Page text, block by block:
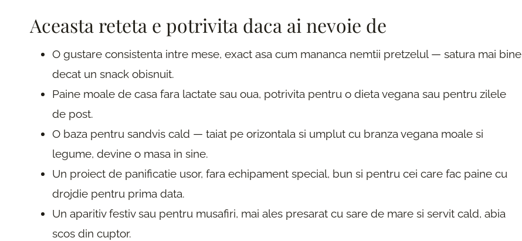
Aceasta reteta e potrivita daca ai nevoie de
O gustare consistenta intre mese, exact asa cum mananca nemtii pretzelul — satura mai bine
decat un snack obisnuit.
Paine moale de casa fara lactate sau oua, potrivita pentru o dieta vegana sau pentru zilele
de post.
O baza pentru sandvis cald — taiat pe orizontala si umplut cu branza vegana moale si
legume, devine o masa in sine.
Un proiect de panificatie usor, fara echipament special, bun si pentru cei care fac paine cu
drojdie pentru prima data.
Un aparitiv festiv sau pentru musafiri, mai ales presarat cu sare de mare si servit cald, abia
scos din cuptor.